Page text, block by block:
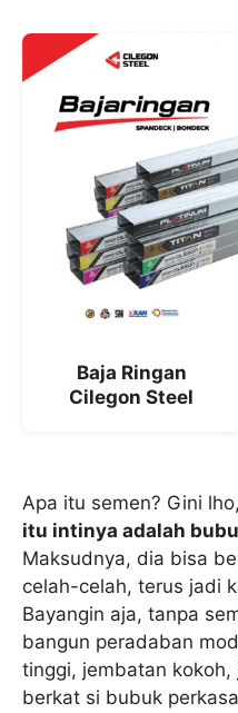
Baja Ringan
Cilegon Steel
Apa itu semen? Gini
itu intinya adalah
Maksudnya, dia bisa
celah-celah, terus jadi
Bayangin aja, tanpa
bangun peradaban
tinggi, jembatan kokoh,
berkat si bubuk